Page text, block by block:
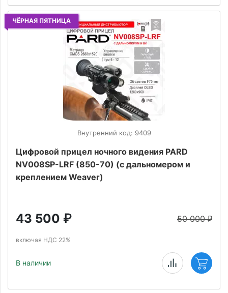
ЧЁРНАЯ ПЯТНИЦА
Внутренний код: 9409
Цифровой прицел ночного видения PARD
NV008SP-LRF (850-70) (с дальномером и
креплением Weaver)
50 000₽
43 500 ₽
включая НДС 22%
В наличии